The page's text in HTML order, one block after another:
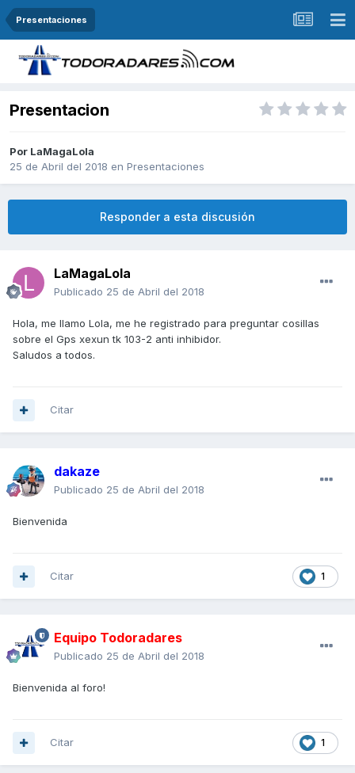
Presentaciones
Presentacion
Por LaMagaLola
25 de Abril del 2018 en Presentaciones
Responder a esta discusión
LaMagaLola
Publicado 25 de Abril del 2018
Hola, me llamo Lola, me he registrado para preguntar cosillas
sobre el Gps xexun tk 103-2 anti inhibidor.
Saludos a todos.
Citar
dakaze
Publicado 25 de Abril del 2018
Bienvenida
1
Citar
Equipo Todoradares
Publicado 25 de Abril del 2018
Bienvenida al foro!
1
Citar